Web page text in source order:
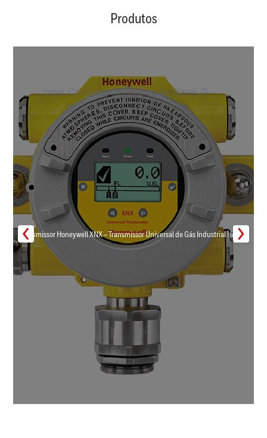
Produtos
Transmissor Honeywell XNX – Transmissor Universal de Gás Industrial | Inmar